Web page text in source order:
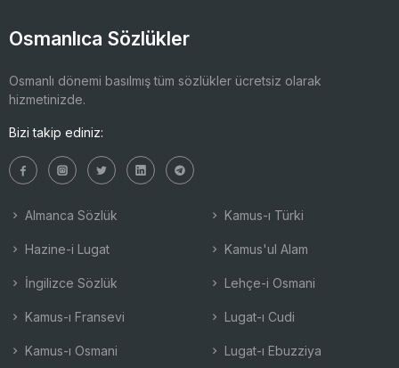
Osmanlıca Sözlükler
Osmanlı dönemi basılmış tüm sözlükler ücretsiz olarak
hizmetinizde.
Bizi takip ediniz:
Almanca Sözlük
Hazine-i Lugat
İngilizce Sözlük
Kamus-ı Fransevi
Kamus-ı Osmani
Kamus-ı Türki
Kamus'ul Alam
Lehçe-i Osmani
Lugat-ı Cudi
Lugat-ı Ebuzziya